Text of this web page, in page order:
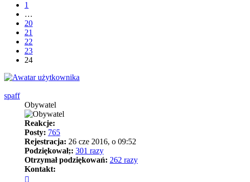
1
…
20
21
22
23
24
spaff
Obywatel
Reakcje:
Posty: 765
Rejestracja: 26 cze 2016, o 09:52
Podziękował;: 301 razy
Otrzymał podziękowań: 262 razy
Kontakt: